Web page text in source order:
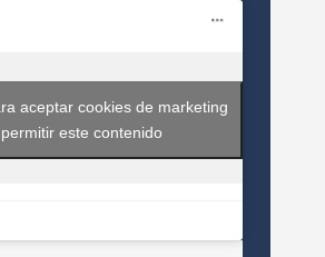
aceptar cookies de marketing
este contenido